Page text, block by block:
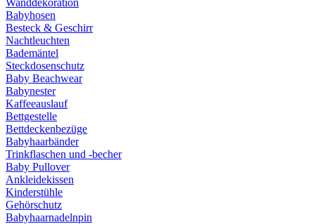
Wanddekoration
Babyhosen
Besteck & Geschirr
Nachtleuchten
Bademäntel
Steckdosenschutz
Baby Beachwear
Babynester
Kaffeeauslauf
Bettgestelle
Bettdeckenbezüge
Babyhaarbänder
Trinkflaschen und -becher
Baby Pullover
Ankleidekissen
Kinderstühle
Gehörschutz
Babyhaarnadelnpin